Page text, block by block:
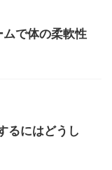
で体の柔軟性
るにはどうし